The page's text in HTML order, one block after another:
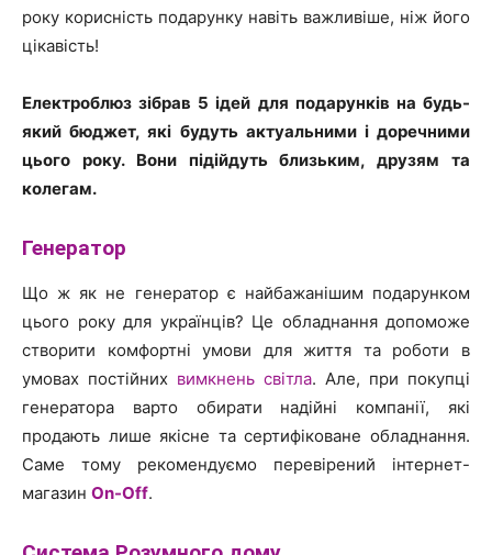
року корисність подарунку навіть важливіше, ніж його
цікавість!
Електроблюз зібрав 5 ідей для подарунків на будь-
який бюджет, які будуть актуальними і доречними
цього року. Вони підійдуть близьким, друзям та
колегам.
Генератор
Що ж як не генератор є найбажанішим подарунком
цього року для українців? Це обладнання допоможе
створити комфортні умови для життя та роботи в
умовах постійних вимкнень світла. Але, при покупці
генератора варто обирати надійні компанії, які
продають лише якісне та сертифіковане обладнання.
Саме тому рекомендуємо перевірений інтернет-
магазин On-Off.